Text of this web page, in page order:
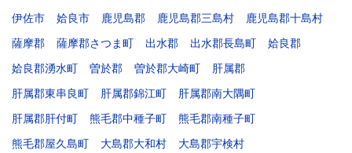
伊佐市
姶良市 鹿児島郡 鹿児島郡三島村
鹿児島郡十島村
薩摩郡
薩摩郡さつま町 出水郡 出水郡長島町
姶良郡
姶良郡湧水町
曽於郡 曽於郡大崎町
肝属郡
肝属郡東串良町
肝属郡錦江町
肝属郡南大隅町
肝属郡肝付町
熊毛郡中種子町
熊毛郡南種子町
熊毛郡屋久島町
大島郡大和村
大島郡宇検村